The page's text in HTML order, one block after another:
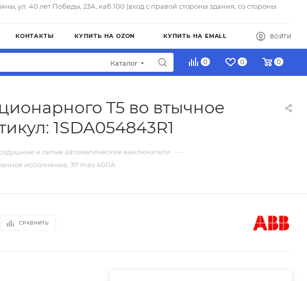
ул. 40 лет Победы, 23А, каб.100 (вход с правой стороны здания, со стороны
КОНТАКТЫ КУПИТЬ НА OZON КУПИТЬ НА EMALL ВОЙТИ
Каталог 0 0 0
T5 во втычное
1SDA054843R1
и литые автоматические выключатели —
исполнение, 3P max 400A
СРАВНИТЬ